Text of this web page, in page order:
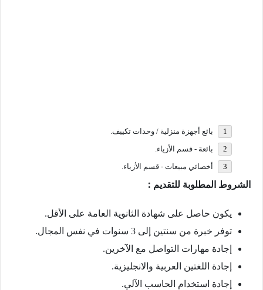
بائع أجهزة منزلية / وحدات تكييف.
بائعة - قسم الأزياء.
أخصائي مبيعات - قسم الأزياء.
الشروط المطلوبة للتقديم :
يكون حاصل على شهادة الثانوية العامة على الأقل.
توفر خبرة من سنتين إلى 3 سنوات في نفس المجال.
إجادة مهارات التواصل مع الآخرين.
إجادة اللغتين العربية والانجليزية.
إجادة استخدام الحاسب الآلي.